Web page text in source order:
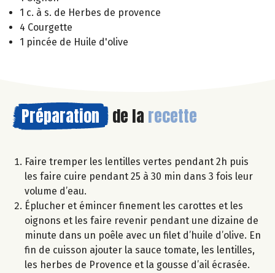
1 c. à s. de Herbes de provence
4 Courgette
1 pincée de Huile d'olive
Préparation de la recette
Faire tremper les lentilles vertes pendant 2h puis
les faire cuire pendant 25 à 30 min dans 3 fois leur
volume d’eau.
Éplucher et émincer finement les carottes et les
oignons et les faire revenir pendant une dizaine de
minute dans un poêle avec un filet d’huile d’olive. En
fin de cuisson ajouter la sauce tomate, les lentilles,
les herbes de Provence et la gousse d’ail écrasée.